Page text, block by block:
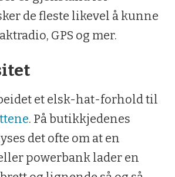
de fleste likevel å kunne
GPS og mer.
et elsk-hat-forhold til
. På butikkjedenes
det ofte om at en
powerbank lader en